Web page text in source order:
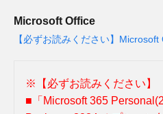
Microsoft Office
【必ずお読みください】
※【必ずお読みください】
■「Microsoft 365